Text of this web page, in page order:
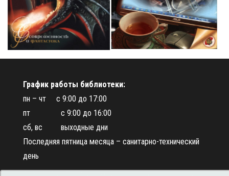
График работы библиотеки:
пн – чт с 9:00 до 17:00
пт с 9:00 до 16:00
сб, вс выходные дни
Последняя пятница месяца – санитарно-технический
день